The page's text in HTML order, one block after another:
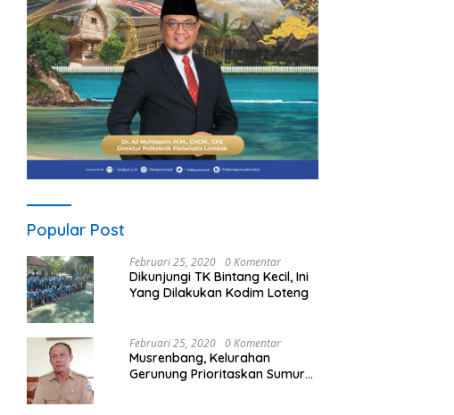
Popular Post
Februari 25, 2020 0 Komentar
Dikunjungi TK Bintang Kecil, Ini
Yang Dilakukan Kodim Loteng
Februari 25, 2020 0 Komentar
Musrenbang, Kelurahan
Gerunung Prioritaskan Sumur